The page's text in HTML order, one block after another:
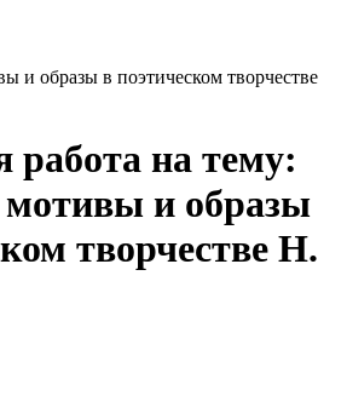
и образы в поэтическом творчестве
работа на тему:
и образы
творчестве Н.